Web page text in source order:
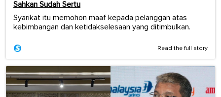
Sahkan Sudah Sertu
Syarikat itu memohon maaf kepada pelanggan atas
kebimbangan dan ketidakselesaan yang ditimbulkan.
Read the full story